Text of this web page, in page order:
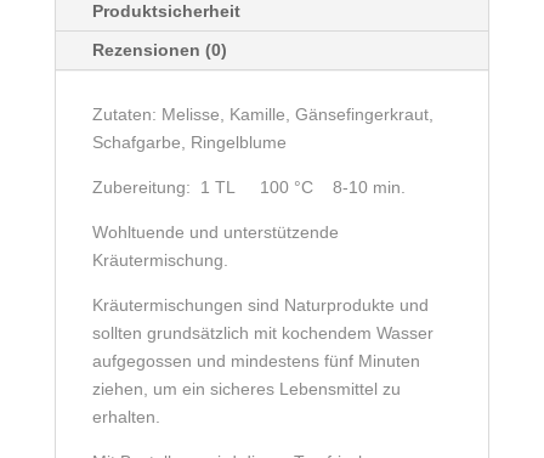
Produktsicherheit
Rezensionen (0)
Zutaten: Melisse, Kamille, Gänsefingerkraut,
Schafgarbe, Ringelblume
Zubereitung: 1 TL 100 °C 8-10 min.
Wohltuende und unterstützende
Kräutermischung.
Kräutermischungen sind Naturprodukte und
sollten grundsätzlich mit kochendem Wasser
aufgegossen und mindestens fünf Minuten
ziehen, um ein sicheres Lebensmittel zu
erhalten.